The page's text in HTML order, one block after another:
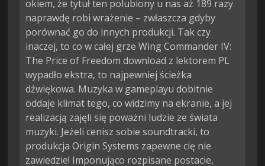
okiem, że tytuł ten polubiony u nas aż 189 razy
naprawdę robi wrażenie – zwłaszcza gdyby
porównać go do innych produkcji. Tak czy
inaczej, to co w całej grze Wing Commander IV:
The Price of Freedom download z lektorem PL
wypadło ekstra, to najpewniej ścieżka
dźwiękowa. Muzyka w gameplayu dobitnie
oddaje klimat tego, co widzimy na ekranie, a jej
realizacją zajęli się poważni ludzie ze świata
muzyki. Jeżeli cenisz sobie soundtracki, to
produkcja Origin Systems zapewne cię nie
zawiedzie! Imponująco rozpisane postacie,